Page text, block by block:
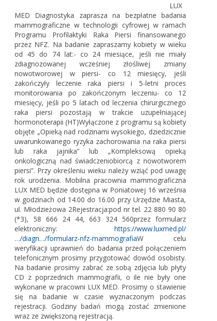
LUX
MED Diagnostyka zaprasza na bezpłatne badania
mammograficzne w technologii cyfrowej w ramach
Programu Profilaktyki Raka Piersi finansowanego
przez NFZ. Na badanie zapraszamy kobiety w wieku
od 45 do 74 lat:- co 24 miesiące, jeśli nie miały
zdiagnozowanej wcześniej złośliwej zmiany
nowotworowej w piersi- co 12 miesięcy, jeśli
zakończyły leczenie raka piersi i 5-letni proces
monitorowania po zakończonym leczeniu- co 12
miesięcy, jeśli po 5 latach od leczenia chirurgicznego
raka piersi pozostają w trakcie uzupełniającej
hormonoterapii (HT)Wyłączone z programu są kobiety
objęte „Opieką nad rodzinami wysokiego, dziedzicznie
uwarunkowanego ryzyka zachorowania na raka piersi
lub raka jajnika” lub „Kompleksową opieką
onkologiczną nad świadczeniobiorcą z nowotworem
piersi”. Przy określeniu wieku należy wziąć pod uwagę
rok urodzenia. Mobilna pracownia mammograficzna
LUX MED będzie dostępna w Poniatowej 16 września
w godzinach od 14.00 do 16.00 przy Urzędzie Miasta,
ul. Młodzieżowa 2Rejestracja:pod nr tel. 22 880 90 80
(*3), 58 666 24 44, 663 324 560przez formularz
elektroniczny: https://www.luxmed.pl/
…/diagn…/formularz-nfz-mammografiaW celu
weryfikacji uprawnień do badania przed połączeniem
telefonicznym prosimy przygotować dowód osobisty.
Na badanie prosimy zabrać ze sobą zdjęcia lub płyty
CD z poprzednich mammografii, o ile nie były one
wykonane w pracowni LUX MED. Prosimy o stawienie
się na badanie w czasie wyznaczonym podczas
rejestracji. Godziny badań mogą zostać zmienione
wraz ze zwiększoną rejestracją.